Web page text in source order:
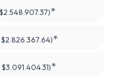
$2.548.907.37)*
$2.826.367.64)*
$3.091.404.31)*